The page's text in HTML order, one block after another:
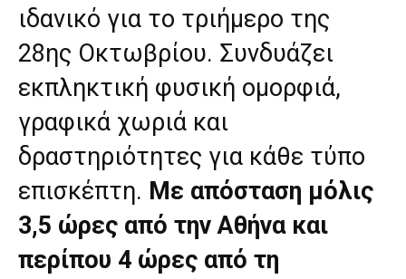
ιδανικό για το τριήμερο της
28ης Οκτωβρίου. Συνδυάζει
εκπληκτική φυσική ομορφιά,
γραφικά χωριά και
δραστηριότητες για κάθε τύπο
επισκέπτη. Με απόσταση μόλις
3,5 ώρες από την Αθήνα και
περίπου 4 ώρες από τη